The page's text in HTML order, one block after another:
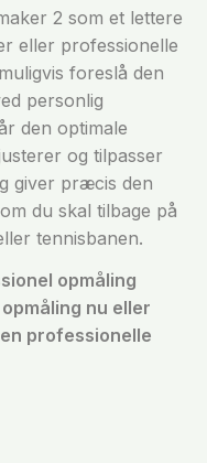
2 som et lettere
eller professionelle
foreslå den
personlig
den optimale
og tilpasser
giver præcis den
du skal tilbage på
tennisbanen.
opmåling
nu eller
professionelle